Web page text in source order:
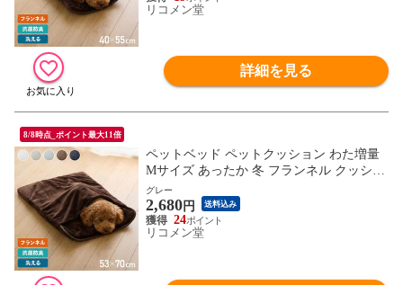
リコメン堂
詳細を見る
8/8時点_ポイント最大11倍
ペットベッド ペットクッション わた増量
Mサイズ あったか 冬 フランネル クッショ
ン 布団 ペット布団 寝袋 抗菌防臭 低ホル
ムアルデヒド 洗えるベッド 犬 猫 ペット
ベッド おしゃれ 暖かい 保温
グレー
2,680円 送料込み
24
リコメン堂